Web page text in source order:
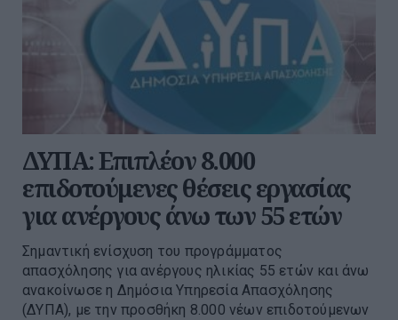
ΔΥΠΑ: Επιπλέον 8.000
επιδοτούμενες θέσεις εργασίας
για ανέργους άνω των 55 ετών
Σημαντική ενίσχυση του προγράμματος
απασχόλησης για ανέργους ηλικίας 55 ετών και άνω
ανακοίνωσε η Δημόσια Υπηρεσία Απασχόλησης
(ΔΥΠΑ), με την προσθήκη 8.000 νέων επιδοτούμενων